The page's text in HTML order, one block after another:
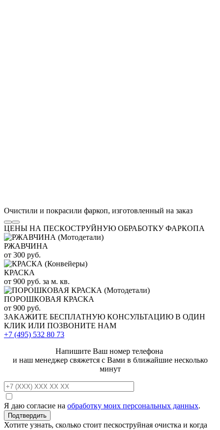
Очистили и покрасили фаркоп, изготовленный на заказ
ЦЕНЫ НА ПЕСКОСТРУЙНУЮ ОБРАБОТКУ ФАРКОПА
РЖАВЧИНА
от 300 руб.
КРАСКА
от 900 руб. за м. кв.
ПОРОШКОВАЯ КРАСКА
от 900 руб.
ЗАКАЖИТЕ БЕСПЛАТНУЮ КОНСУЛЬТАЦИЮ В ОДИН
КЛИК ИЛИ ПОЗВОНИТЕ НАМ
+7 (495) 532 80 73
Напишите Ваш номер телефона
и наш менеджер свяжется с Вами в ближайшие несколько
минут
Я даю согласие на обработку моих персональных данных.
Хотите узнать, сколько стоит пескоструйная очистка и когда